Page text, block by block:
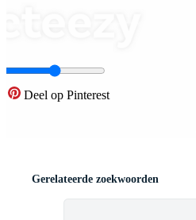
Deel op Pinterest
Gerelateerde zoekwoorden